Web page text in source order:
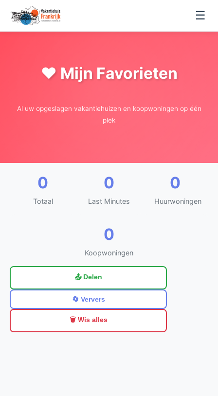
☰
❤️ Mijn Favorieten
Al uw opgeslagen vakantiehuizen en koopwoningen op één
plek
0
Totaal
0
Last Minutes
0
Huurwoningen
0
Koopwoningen
📤 Delen
🔄 Ververs
🗑️ Wis alles